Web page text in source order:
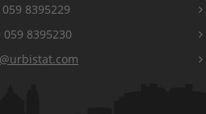
8395229
8395230